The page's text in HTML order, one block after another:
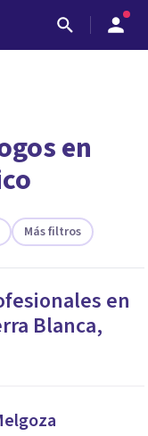
el
te ofreceremos
en
Más filtros
en
Blanca,